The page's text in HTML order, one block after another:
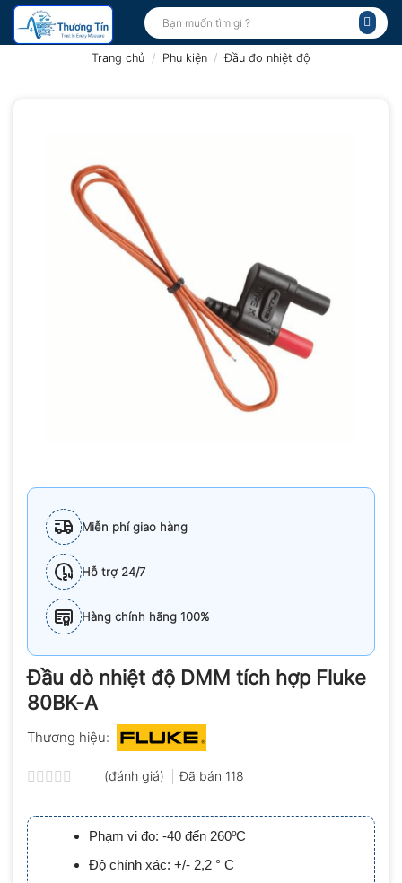
Bỏ
qua
Tìm
kiếm:
Trang chủ / Phụ kiện / Đầu đo nhiệt độ
Miễn phí giao hàng
Hỗ trợ 24/7
Hàng chính hãng 100%
Đầu dò nhiệt độ DMM tích hợp Fluke
80BK-A
Thương hiệu:
xếp
hạng
0.0
5
sao
(đánh giá) Đã bán 118
Phạm vi đo: -40 đến 260ºC
Độ chính xác: +/- 2,2 ° C